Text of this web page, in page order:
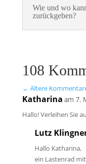
Wie und wo
zurückgeben?
108
← Ältere
Katharina am 7.
Hallo! Verleihen Sie
Lutz
Hallo Katharina,
ein Lastenrad